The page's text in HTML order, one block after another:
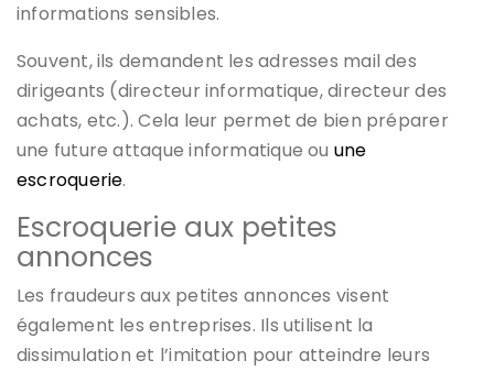
informations sensibles.
Souvent, ils demandent les adresses mail des
dirigeants (directeur informatique, directeur des
achats, etc.). Cela leur permet de bien préparer
une future attaque informatique ou une
escroquerie.
Escroquerie aux petites
annonces
Les fraudeurs aux petites annonces visent
également les entreprises. Ils utilisent la
dissimulation et l’imitation pour atteindre leurs